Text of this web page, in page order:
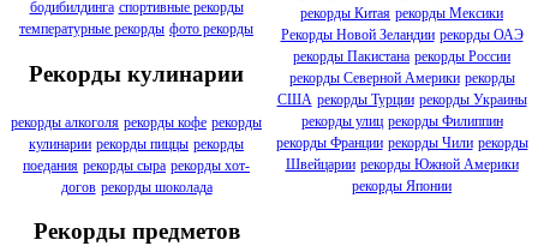
бодибилдинга спортивные рекорды
температурные рекорды фото рекорды
Рекорды кулинарии
рекорды алкоголя рекорды кофе рекорды
кулинарии рекорды пиццы рекорды
поедания рекорды сыра рекорды хот-
догов рекорды шоколада
Рекорды предметов
рекорды Китая рекорды Мексики
Рекорды Новой Зеландии рекорды ОАЭ
рекорды Пакистана рекорды России
рекорды Северной Америки рекорды
США рекорды Турции рекорды Украины
рекорды улиц рекорды Филиппин
рекорды Франции рекорды Чили рекорды
Швейцарии рекорды Южной Америки
рекорды Японии